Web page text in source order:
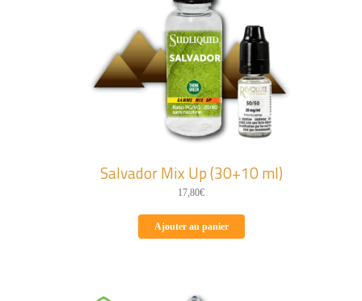
Salvador Mix Up (30+10 ml)
17,80€
Ajouter au panier